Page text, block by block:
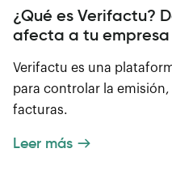
¿Qué es Verifactu?
afecta a tu empresa
Verifactu es una
para controlar la
facturas.
Leer más